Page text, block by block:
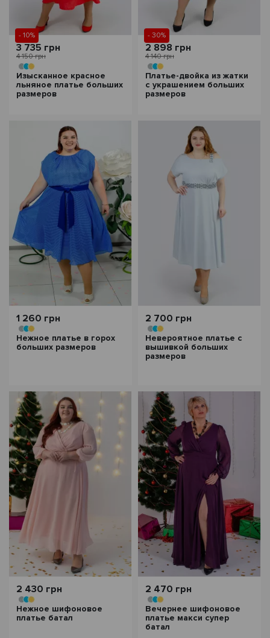
- 10%
3 735 грн
4 150 грн
Изысканное красное
льняное платье больших
размеров
- 30%
2 898 грн
4 140 грн
Платье-двойка из жатки
с украшением больших
размеров
1 260 грн
Нежное платье в горох
больших размеров
2 700 грн
Невероятное платье с
вышивкой больших
размеров
2 430 грн
Нежное шифоновое
платье батал
2 470 грн
Вечернее шифоновое
платье макси супер
батал